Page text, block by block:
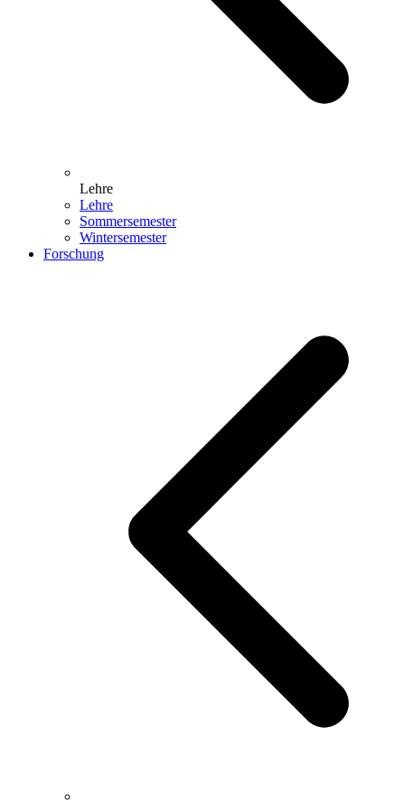
Lehre
Lehre
Sommersemester
Wintersemester
Forschung